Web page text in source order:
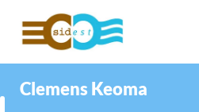
Clemens Keoma